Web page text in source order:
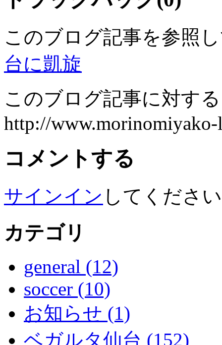
このブログ記事を参照
台に凱旋
このブログ記事に対す
http://
コメントする
サインイン してくださ
カテゴリ
general (12)
soccer (10)
お知らせ (1)
ベガルタ仙台 (152)